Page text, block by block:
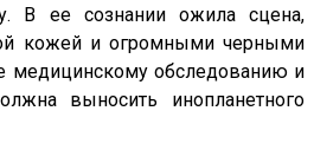
В ее сознании ожила сцена,
кожей и огромными черными
медицинскому обследованию и
выносить инопланетного